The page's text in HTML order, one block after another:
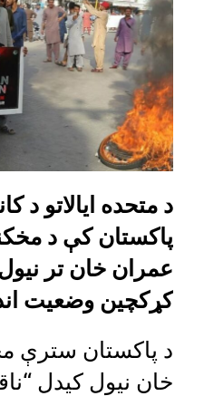
د متحده ایالاتو د
پاکستان کې د
عمران خان تر
کړکچین وضعیت
د پاکستان سترې
خان نیول کیدل